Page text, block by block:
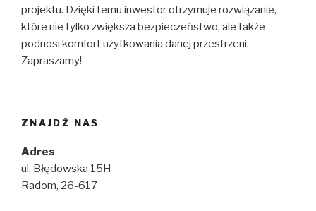
projektu. Dzięki temu inwestor otrzymuje rozwiązanie,
które nie tylko zwiększa bezpieczeństwo, ale także
podnosi komfort użytkowania danej przestrzeni.
Zapraszamy!
ZNAJDŹ NAS
Adres
ul. Błędowska 15H
Radom, 26-617